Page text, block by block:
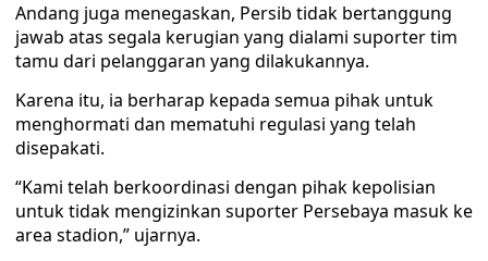
Andang juga menegaskan, Persib tidak bertanggung
jawab atas segala kerugian yang dialami suporter tim
tamu dari pelanggaran yang dilakukannya.
Karena itu, ia berharap kepada semua pihak untuk
menghormati dan mematuhi regulasi yang telah
disepakati.
“Kami telah berkoordinasi dengan pihak kepolisian
untuk tidak mengizinkan suporter Persebaya masuk ke
area stadion,” ujarnya.